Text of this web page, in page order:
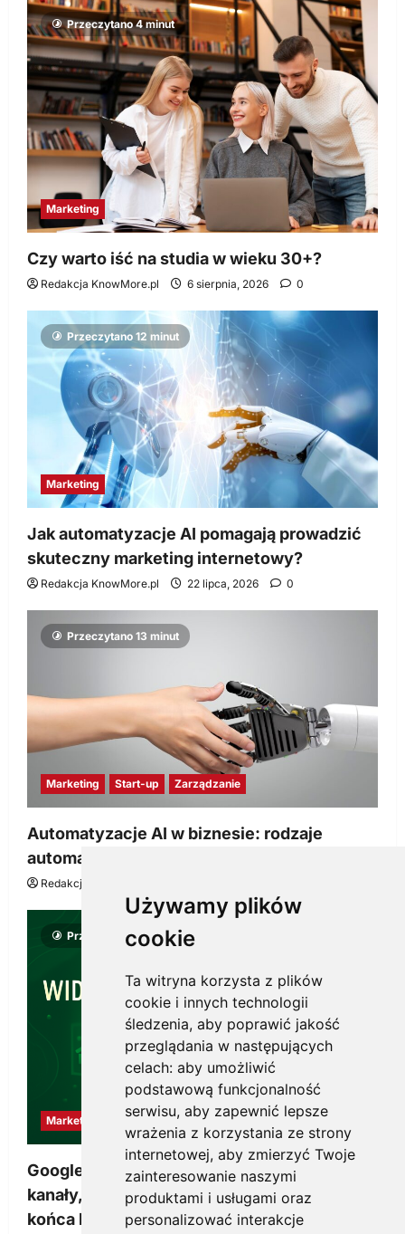
Używamy plików
cookie
Ta witryna korzysta z plików
cookie i innych technologii
śledzenia, aby poprawić jakość
przeglądania w następujących
celach: aby umożliwić
podstawową funkcjonalność
serwisu, aby zapewnić lepsze
wrażenia z korzystania ze strony
internetowej, aby zmierzyć Twoje
zainteresowanie naszymi
produktami i usługami oraz
personalizować interakcje
Przeczytano 4 minut
Marketing
Czy warto iść na studia w wieku 30+?
Redakcja KnowMore.pl 6 sierpnia, 2026 0
Przeczytano 12 minut
Marketing
Jak automatyzacje AI pomagają prowadzić
skuteczny marketing internetowy?
Redakcja KnowMore.pl 22 lipca, 2026 0
Przeczytano 13 minut
Marketing Start-up Zarządzanie
Automatyzacje AI w biznesie: rodzaje
automatyzacji i korzyści dla Twojej firmy
Redakcja KnowMore.pl
Przeczytano 8 minut
Marketing
Google Ads, SEO i analityka – jak połączyć
kanały, żeby reklama pracowała dłużej niż do
końca budżetu